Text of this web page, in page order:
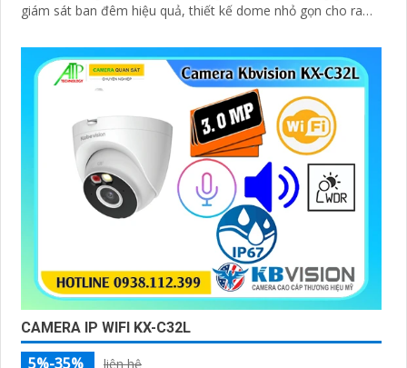
giám sát ban đêm hiệu quả, thiết kế dome nhỏ gọn cho ra
CAMERA IP WIFI KX-C32L
5%-35%
liên hệ